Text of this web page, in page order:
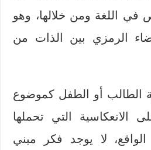
اللغة ومن خلالها، وهو
الرمزي بين الذات من
الطالب أو الطفل كموضوع
الانعكاسية التي تحملها
لا يوجد فكر مبني